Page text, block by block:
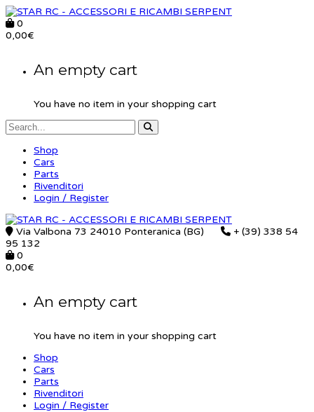
0
0,00€
An empty cart
You have no item in your shopping cart
Shop
Cars
Parts
Rivenditori
Login / Register
Via Valbona 73 24010 Ponteranica (BG)
+ (39) 338 54
95 132
0
0,00€
An empty cart
You have no item in your shopping cart
Shop
Cars
Parts
Rivenditori
Login / Register